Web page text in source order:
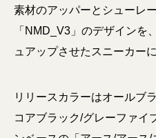
素材のアッパーとシューレ
「NMD_V3」のデザインを
ュアップさせたスニーカーに
リリースカラーはオールブ
コアブラック/グレーファイ